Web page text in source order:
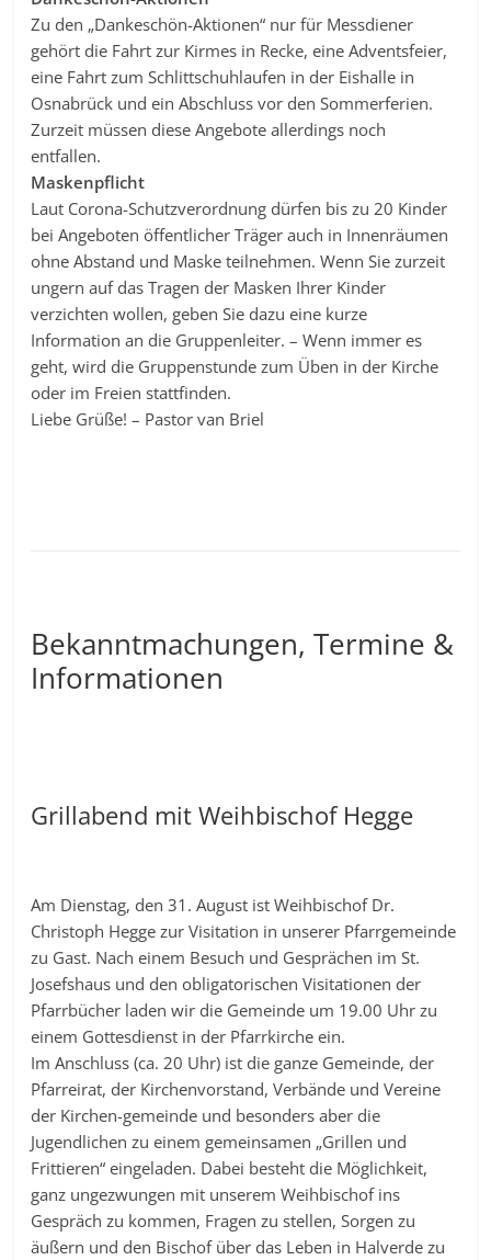
Zu den „Dankeschön-Aktionen“ nur für Messdiener
gehört die Fahrt zur Kirmes in Recke, eine Adventsfeier,
eine Fahrt zum Schlittschuhlaufen in der Eishalle in
Osnabrück und ein Abschluss vor den Sommerferien.
Zurzeit müssen diese Angebote allerdings noch
entfallen.
Maskenpflicht
Laut Corona-Schutzverordnung dürfen bis zu 20 Kinder
bei Angeboten öffentlicher Träger auch in Innenräumen
ohne Abstand und Maske teilnehmen. Wenn Sie zurzeit
ungern auf das Tragen der Masken Ihrer Kinder
verzichten wollen, geben Sie dazu eine kurze
Information an die Gruppenleiter. – Wenn immer es
geht, wird die Gruppenstunde zum Üben in der Kirche
oder im Freien stattfinden.
Liebe Grüße! – Pastor van Briel
Bekanntmachungen, Termine &
Informationen
Grillabend mit Weihbischof Hegge
Am Dienstag, den 31. August ist Weihbischof Dr.
Christoph Hegge zur Visitation in unserer Pfarrgemeinde
zu Gast. Nach einem Besuch und Gesprächen im St.
Josefshaus und den obligatorischen Visitationen der
Pfarrbücher laden wir die Gemeinde um 19.00 Uhr zu
einem Gottesdienst in der Pfarrkirche ein.
Im Anschluss (ca. 20 Uhr) ist die ganze Gemeinde, der
Pfarreirat, der Kirchenvorstand, Verbände und Vereine
der Kirchen-gemeinde und besonders aber die
Jugendlichen zu einem gemeinsamen „Grillen und
Frittieren“ eingeladen. Dabei besteht die Möglichkeit,
ganz ungezwungen mit unserem Weihbischof ins
Gespräch zu kommen, Fragen zu stellen, Sorgen zu
äußern und den Bischof über das Leben in Halverde zu